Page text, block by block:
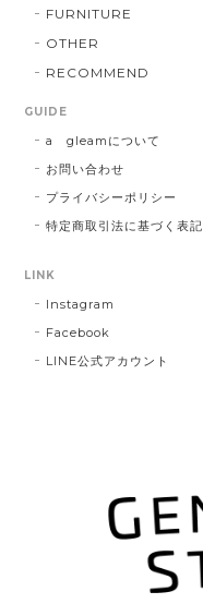
FURNITURE
OTHER
RECOMMEND
GUIDE
a gleamについて
お問い合わせ
プライバシーポリシー
特定商取引法に基づく表記
LINK
Instagram
Facebook
LINE公式アカウント